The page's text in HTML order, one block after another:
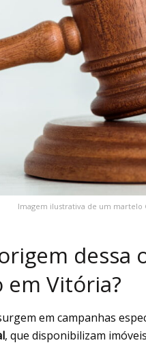
Imagem ilustrativa de um
em Vitória?
em campanhas
, que disponibilizam